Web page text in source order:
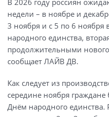
В 2026 году россиян
недели – в ноябре и
3 ноября и с 5 по 6 ноября
народного единства,
продолжительными
сообщает ЛАЙВ ДВ.
Как следует из
середине ноября граждане
Днём народного единства.